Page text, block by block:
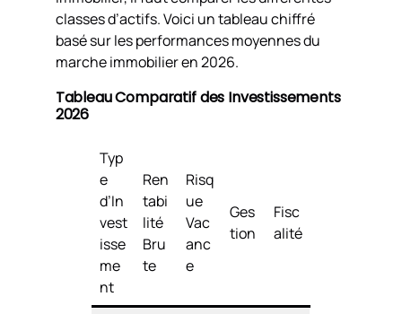
classes d’actifs. Voici un tableau chiffré
basé sur les performances moyennes du
marche immobilier en 2026.
Tableau Comparatif des Investissements
2026
Typ
e
d’In
vest
isse
me
nt
Ren
tabi
lité
Bru
te
Risq
ue
Vac
anc
e
Ges
tion
Fisc
alité